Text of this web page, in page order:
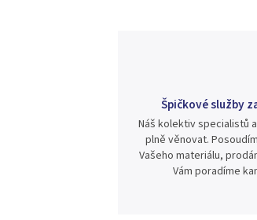
Špičkové služby
Náš kolektiv specialistů
plně věnovat.
Vašeho materiálu,
Vám poradíme